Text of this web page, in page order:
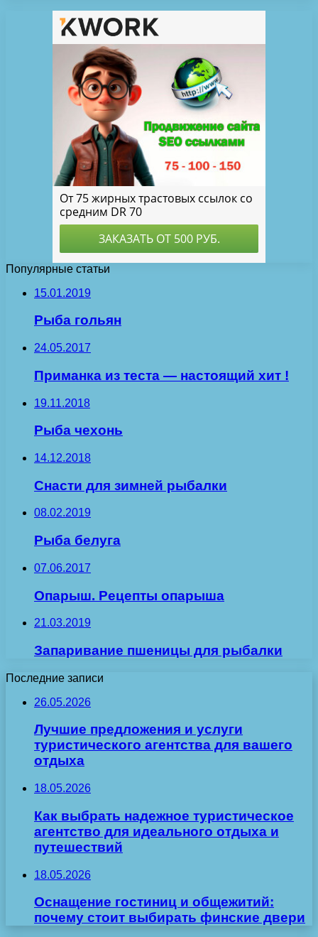
Популярные статьи
15.01.2019
Рыба гольян
24.05.2017
Приманка из теста — настоящий хит !
19.11.2018
Рыба чехонь
14.12.2018
Снасти для зимней рыбалки
08.02.2019
Рыба белуга
07.06.2017
Опарыш. Рецепты опарыша
21.03.2019
Запаривание пшеницы для рыбалки
Последние записи
26.05.2026
Лучшие предложения и услуги
туристического агентства для вашего
отдыха
18.05.2026
Как выбрать надежное туристическое
агентство для идеального отдыха и
путешествий
18.05.2026
Оснащение гостиниц и общежитий:
почему стоит выбирать финские двери